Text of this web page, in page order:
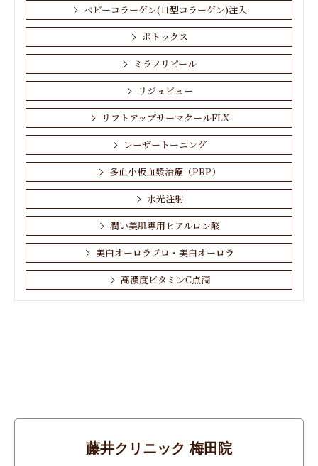
ベビーコラーゲン(Ⅲ型コラーゲン)注入
ボトックス
ミラノリピール
リジュビュー
リフトアップサーマクールFLX
レーザートーニング
多血小板血漿治療（PRP）
水光注射
潤い美肌専用ヒアルロン酸
美白オーロラプロ・美白オーロラ
高濃度ビタミンC点滴
シミ・そばかす・あざ・ほくろ
藤井クリニック 梅田院